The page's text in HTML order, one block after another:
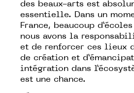
des beaux-arts est
essentielle. Dans un
France, beaucoup
nous avons la
et de renforcer ces lieux
de création et
intégration dans
est une chance.